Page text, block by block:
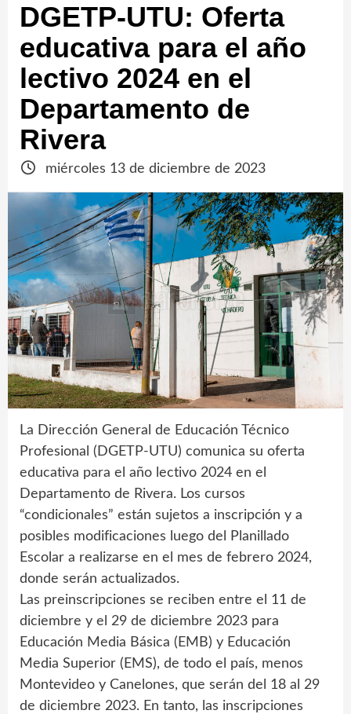
DGETP-UTU: Oferta
educativa para el año
lectivo 2024 en el
Departamento de
Rivera
miércoles 13 de diciembre de 2023
La Dirección General de Educación Técnico
Profesional (DGETP-UTU) comunica su oferta
educativa para el año lectivo 2024 en el
Departamento de Rivera. Los cursos
“condicionales” están sujetos a inscripción y a
posibles modificaciones luego del Planillado
Escolar a realizarse en el mes de febrero 2024,
donde serán actualizados.
Las preinscripciones se reciben entre el 11 de
diciembre y el 29 de diciembre 2023 para
Educación Media Básica (EMB) y Educación
Media Superior (EMS), de todo el país, menos
Montevideo y Canelones, que serán del 18 al 29
de diciembre 2023. En tanto, las inscripciones